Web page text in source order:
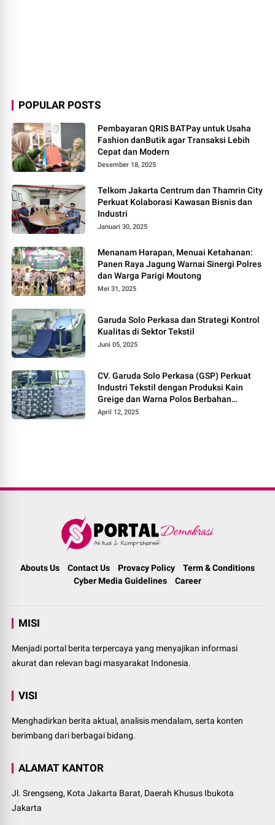
POPULAR POSTS
Pembayaran QRIS BATPay untuk Usaha
Fashion danButik agar Transaksi Lebih
Cepat dan Modern
Desember 18, 2025
Telkom Jakarta Centrum dan Thamrin City
Perkuat Kolaborasi Kawasan Bisnis dan
Industri
Januari 30, 2025
Menanam Harapan, Menuai Ketahanan:
Panen Raya Jagung Warnai Sinergi Polres
dan Warga Parigi Moutong
Mei 31, 2025
Garuda Solo Perkasa dan Strategi Kontrol
Kualitas di Sektor Tekstil
Juni 05, 2025
CV. Garuda Solo Perkasa (GSP) Perkuat
Industri Tekstil dengan Produksi Kain
Greige dan Warna Polos Berbahan
Tetoron Rayon
April 12, 2025
Abouts Us Contact Us Provacy Policy
Term & Conditions
Cyber Media Guidelines
Career
MISI
Menjadi portal berita terpercaya yang menyajikan informasi
akurat dan relevan bagi masyarakat Indonesia.
VISI
Menghadirkan berita aktual, analisis mendalam, serta konten
berimbang dari berbagai bidang.
ALAMAT KANTOR
Jl. Srengseng, Kota Jakarta Barat, Daerah Khusus Ibukota
Jakarta